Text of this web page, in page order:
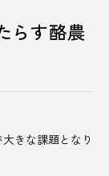
らす酪農
きな課題となり